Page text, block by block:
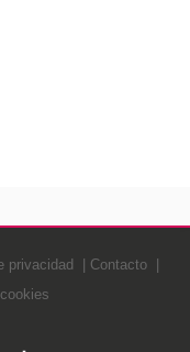
privacidad
Contacto